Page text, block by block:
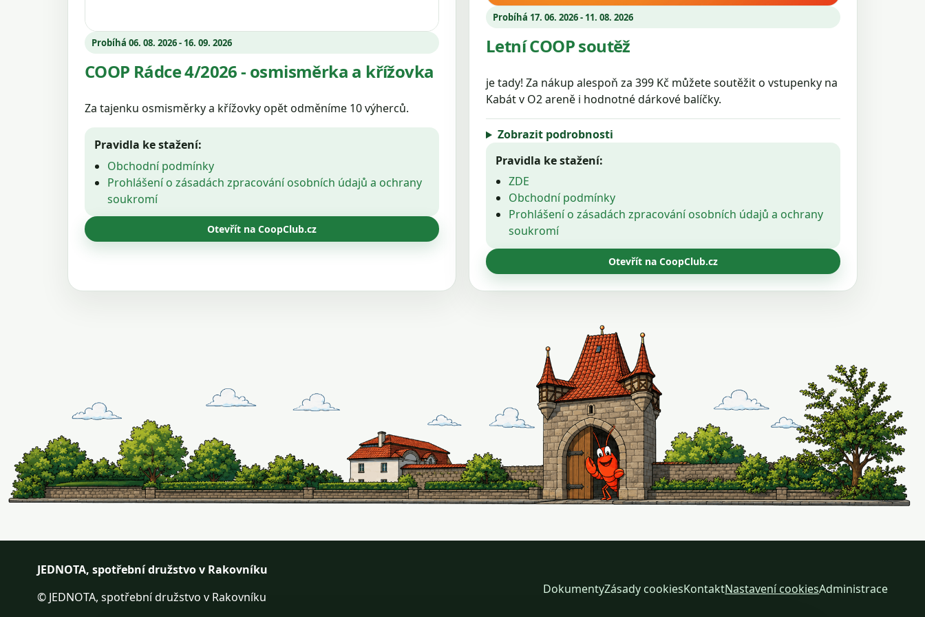
Probíhá 06. 08. 2026 - 16. 09. 2026
COOP Rádce 4/2026 - osmisměrka a křížovka
Za tajenku osmisměrky a křížovky opět odměníme 10 výherců.
Pravidla ke stažení:
Obchodní podmínky
Prohlášení o zásadách zpracování osobních údajů a ochrany
soukromí
Otevřít na CoopClub.cz
Probíhá 17. 06. 2026 - 11. 08. 2026
Letní COOP soutěž
je tady! Za nákup alespoň za 399 Kč můžete soutěžit o vstupenky na
Kabát v O2 areně i hodnotné dárkové balíčky.
Zobrazit podrobnosti
Pravidla ke stažení:
ZDE
Obchodní podmínky
Prohlášení o zásadách zpracování osobních údajů a ochrany
soukromí
Otevřít na CoopClub.cz
JEDNOTA, spotřební družstvo v Rakovníku
© JEDNOTA, spotřební družstvo v Rakovníku
DokumentyZásady cookiesKontaktNastavení cookiesAdministrace